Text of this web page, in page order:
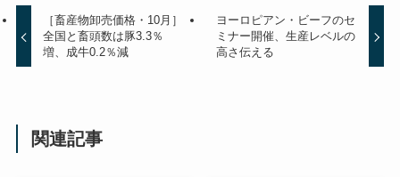
［畜産物卸売価格・10月］
全国と畜頭数は豚3.3％
増、成牛0.2％減
ヨーロピアン・ビーフのセ
ミナー開催、生産レベルの
高さ伝える
関連記事